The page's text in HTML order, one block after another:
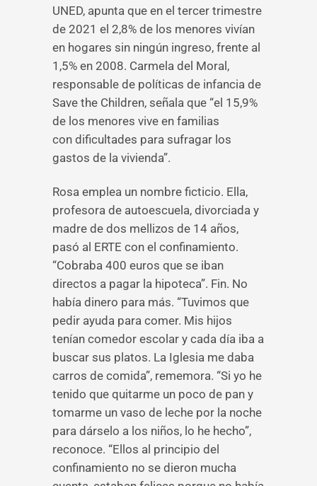
UNED, apunta que en el tercer trimestre
de 2021 el 2,8% de los menores vivían
en hogares sin ningún ingreso, frente al
1,5% en 2008. Carmela del Moral,
responsable de políticas de infancia de
Save the Children, señala que “el 15,9%
de los menores vive en familias
con dificultades para sufragar los
gastos de la vivienda”.
Rosa emplea un nombre ficticio. Ella,
profesora de autoescuela, divorciada y
madre de dos mellizos de 14 años,
pasó al ERTE con el confinamiento.
“Cobraba 400 euros que se iban
directos a pagar la hipoteca”. Fin. No
había dinero para más. “Tuvimos que
pedir ayuda para comer. Mis hijos
tenían comedor escolar y cada día iba a
buscar sus platos. La Iglesia me daba
carros de comida”, rememora. “Si yo he
tenido que quitarme un poco de pan y
tomarme un vaso de leche por la noche
para dárselo a los niños, lo he hecho”,
reconoce. “Ellos al principio del
confinamiento no se dieron mucha